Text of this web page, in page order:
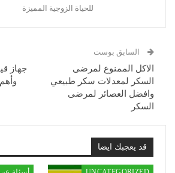
للحياة الزوجية المميزة
السابق بوست
الاكل الممنوع لمرضى
السكر لمعدلات سكر طبيعي
وافضل العصائر لمرضى
السكر
قد يعجبك ايضا